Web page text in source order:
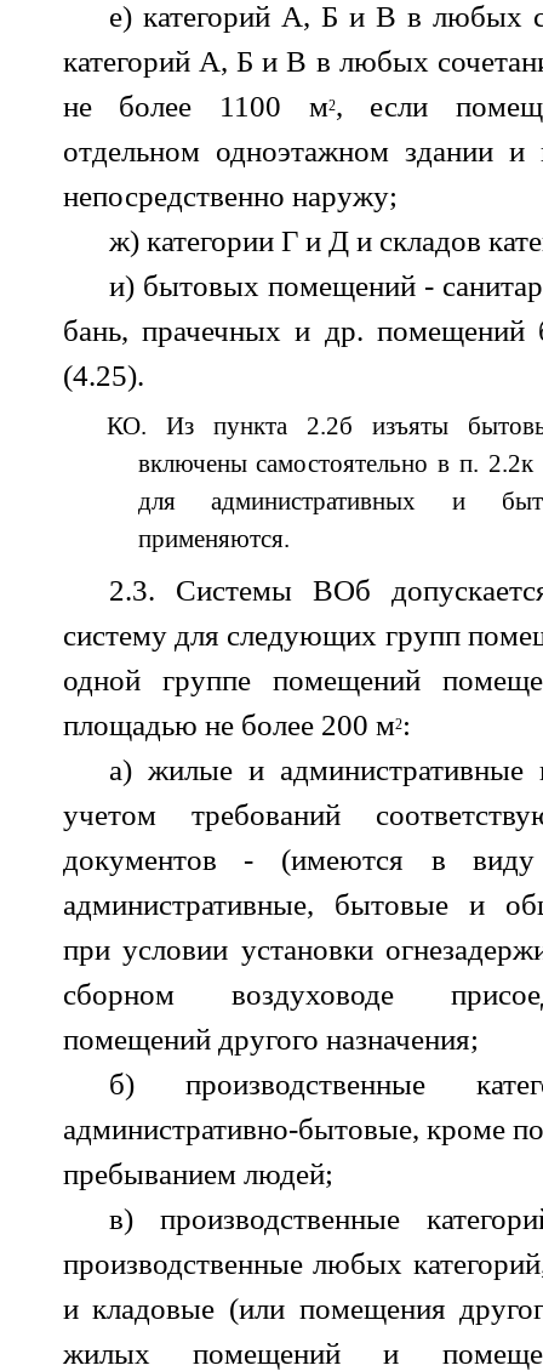
е) категорий А, Б и В в любых
категорий А, Б и В в любых
не более 1100 м2, если
отдельном одноэтажном здании
непосредственно наружу;
ж) категории Г и Д и складов
и) бытовых помещений -
бань, прачечных и др. помещений
(4.25).
КО. Из пункта 2.2б изъяты
включены самостоятельно в п.
для административных и
применяются.
2.3. Системы ВОб
систему для следующих групп
одной группе помещений
площадью не более 200 м2:
а) жилые и административные
учетом требований
документов - (имеются в
административные, бытовые и
при условии установки
сборном воздуховоде
помещений другого назначения;
б) производственные
административно-бытовые, кроме
пребыванием людей;
в) производственные
производственные любых
и кладовые (или помещения
жилых помещений и